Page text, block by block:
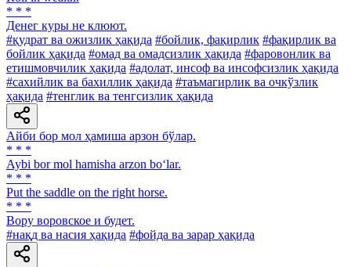
* * *
Денег куры не клюют.
#қудрат ва ожизлик ҳақида #бойлик, фақирлик #фақирлик ва
бойлик ҳақида #омад ва омадсизлик ҳақида #фаровонлик ва
етишмовчилик ҳақида #адолат, инсоф ва инсофсизлик ҳақида
#сахийлик ва бахиллик ҳақида #таъмагирлик ва очкўзлик
ҳақида #тенглик ва тенгсизлик ҳақида
Айби бор мол ҳамиша арзон бўлар.
* * *
Aybi bor mol hamisha arzon bo‘lar.
* * *
Put the saddle on the right horse.
* * *
Вору воровское и будет.
#нақд ва насия ҳақида #фойда ва зарар ҳақида